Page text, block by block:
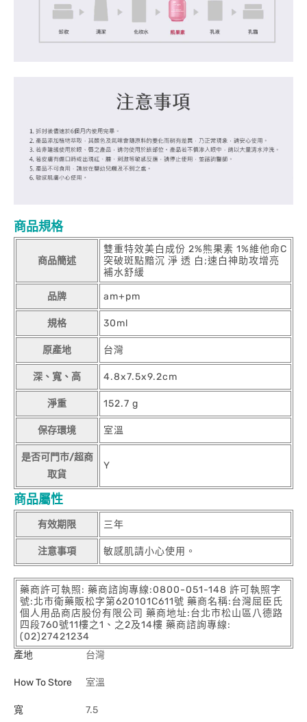
商品規格
商品簡述
雙重特效美白成份 2%熊果素 1%維他命C
突破斑點黯沉 淨 透 白;速白神助攻增亮
補水舒緩
品牌 am+pm
規格 30ml
原產地 台灣
深、寬、高 4.8x7.5x9.2cm
淨重 152.7 g
保存環境 室溫
是否可門市/超商
取貨
Y
商品屬性
有效期限 三年
注意事項 敏感肌請小心使用。
藥商許可執照: 藥商諮詢專線:0800-051-148 許可執照字
號:北市衛藥販松字第620101C611號 藥商名稱:台灣屈臣氏
個人用品商店股份有限公司 藥商地址:台北市松山區八德路
四段760號11樓之1、之2及14樓 藥商諮詢專線:
(02)27421234
產地
台灣
How To Store 室溫
寬 7.5